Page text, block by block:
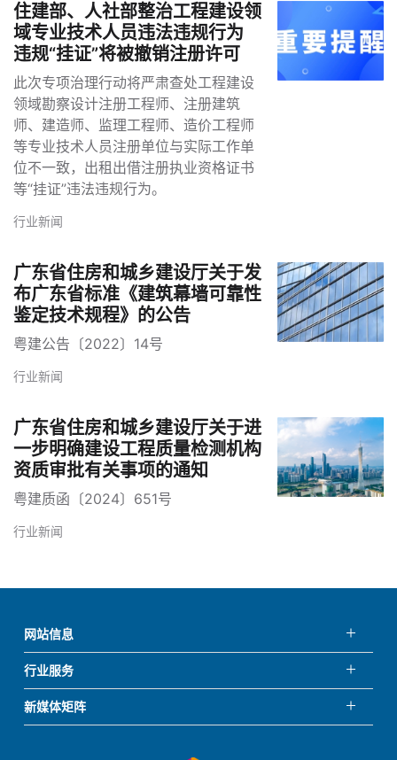
住建部、人社部整治工程建设领
域专业技术人员违法违规行为
违规“挂证”将被撤销注册许可
此次专项治理行动将严肃查处工程建设
领域勘察设计注册工程师、注册建筑
师、建造师、监理工程师、造价工程师
等专业技术人员注册单位与实际工作单
位不一致，出租出借注册执业资格证书
等“挂证”违法违规行为。
行业新闻
广东省住房和城乡建设厅关于发
布广东省标准《建筑幕墙可靠性
鉴定技术规程》的公告
粤建公告〔2022〕14号
行业新闻
广东省住房和城乡建设厅关于进
一步明确建设工程质量检测机构
资质审批有关事项的通知
粤建质函〔2024〕651号
行业新闻
网站信息
行业服务
新媒体矩阵